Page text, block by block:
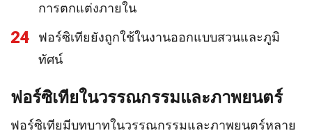
การตกแต่งภายใน
24
ฟอร์ซิเทียยังถูกใช้ในงานออกแบบสวนและภูมิ
ทัศน์
ฟอร์ซิเทียในวรรณกรรมและภาพยนตร์
ฟอร์ซิเทียมีบทบาทในวรรณกรรมและภาพยนตร์หลาย